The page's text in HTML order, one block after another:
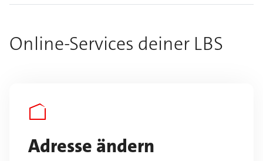
Online-Services deiner LBS
Adresse ändern